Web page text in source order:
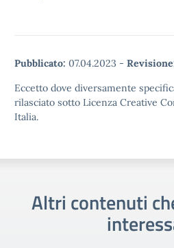
Pubblicato: 07.04.2023 -
Eccetto dove diversamente
rilasciato sotto Licenza Creative
Italia.
Altri contenuti